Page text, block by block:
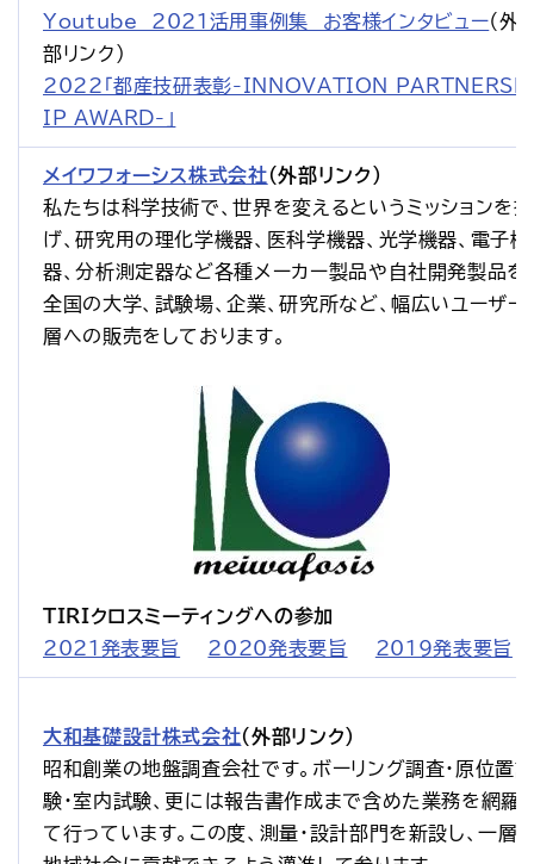
Youtube　2021活用事例集　お客様インタビュー（外
部リンク）
2022「都産技研表彰-INNOVATION PARTNERSH
IP AWARD-」
メイワフォーシス株式会社（外部リンク）
私たちは科学技術で、世界を変えるというミッションを掲
げ、研究用の理化学機器、医科学機器、光学機器、電子機
器、分析測定器など各種メーカー製品や自社開発製品を
全国の大学、試験場、企業、研究所など、幅広いユーザー
層への販売をしております。
TIRIクロスミーティングへの参加
2021発表要旨
2020発表要旨 2019発表要旨
大和基礎設計株式会社（外部リンク）
昭和創業の地盤調査会社です。ボーリング調査・原位置試
験・室内試験、更には報告書作成まで含めた業務を網羅
て行っています。この度、測量・設計部門を新設し、一層、